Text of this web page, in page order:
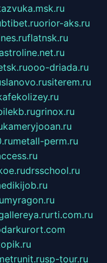
orior-aks.ru
flatnsk.ru
ooo-driada.ru
siterem.ru
grinox.ru
kameryjooan.ru
metall-perm.ru
drsschool.ru
myragon.ru
rti.com.ru
sp-tour.ru